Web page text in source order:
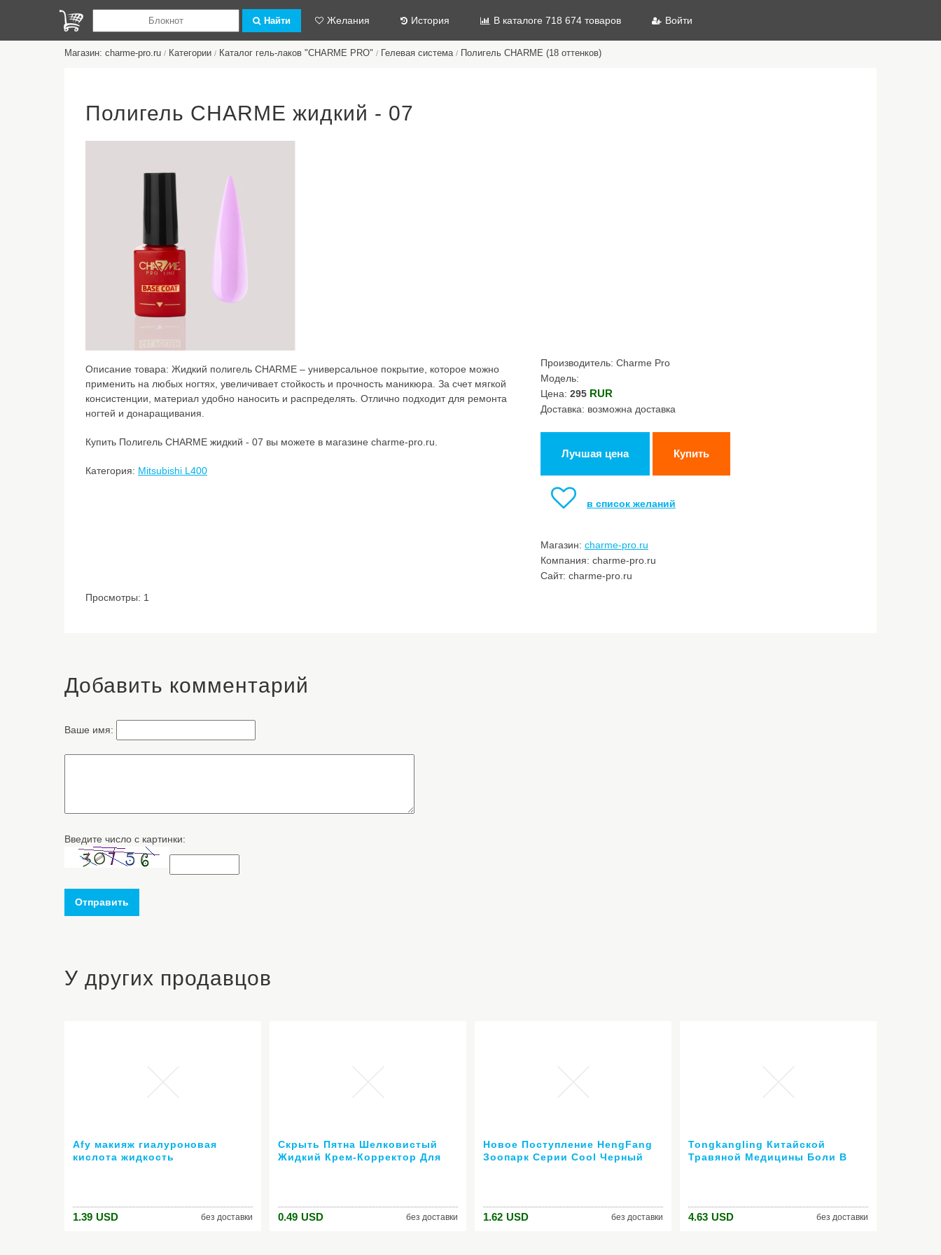
Найти Желания История В каталоге 718 674 товаров Войти
Магазин: charme-pro.ru / Категории / Каталог гель-лаков "CHARME PRO" / Гелевая система / Полигель CHARME (18 оттенков)
Полигель CHARME жидкий - 07
Описание товара: Жидкий полигель CHARME – универсальное покрытие, которое можно
применить на любых ногтях, увеличивает стойкость и прочность маникюра. За счет мягкой
консистенции, материал удобно наносить и распределять. Отлично подходит для ремонта
ногтей и донаращивания.
Купить Полигель CHARME жидкий - 07 вы можете в магазине charme-pro.ru.
Категория: Mitsubishi L400
Производитель: Charme Pro
Модель:
Цена: 295 RUR
Доставка: возможна доставка
Лучшая цена Купить
в список желаний
Магазин: charme-pro.ru
Компания: charme-pro.ru
Сайт: charme-pro.ru
Просмотры: 1
Добавить комментарий
Ваше имя:
Введите число с картинки:
Отправить
У других продавцов
Afy макияж гиалуроновая
кислота жидкость
лица
1.39 USD без доставки
Скрыть Пятна Шелковистый
Жидкий Крем-Корректор Для
0.49 USD без доставки
Новое Поступление HengFang
Зоопарк Серии Cool Черный
1.62 USD без доставки
Tongkangling Китайской
Травяной Медицины Боли В
4.63 USD без доставки